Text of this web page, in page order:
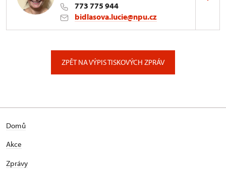
773 775 944
bidlasova.lucie@npu.cz
ZPĚT NA VÝPIS TISKOVÝCH ZPRÁV
Domů
Akce
Zprávy